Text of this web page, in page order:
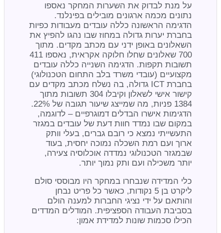
על מנת לבדוק את השערות המחקר נאספו
נתונים מכמה ארגונים מובילים בפינלנד.
הדגימה הראשונה כללה עובדים מעבודות כפיות
בחברת יערות גדולה במחוז שבו נהגו להפיץ את
השאלונים באופן ידני עם מכתב מקדים. מתוך
700 שאלונים שחלו חלוקה אקראית, נאספו 411
תשובות תקפות. הדגימה השנייה כללה עובדים
מקצועיים (עובדי משרד בלב התחום הטכנולוגי)
בחברת ICT גדולה, בה נשלח מכתב מקדים עם
קישור אישי לשאלון וקיבלו 304 תשובות מתוך
1384 פניות, מה שמייצג שיעור תגובה של 22%.
הדגימות אישרו הבדלים דמוגרפיים – לדוגמה,
במקום שבו נמדד חוות דעת של עובדים במגזר
התעשייתי נמצא כי רובם גברים, בעלי וותק
ארוך ועם רמת השכלה נמוכה יחסית, בעוד
שבמגזר הטכנולוגי נמדדה אוכלוסיה צעירה,
יותר משכילה ועם ותק נמוך יותר.
כלי המדידה שנבחרו במחקר היו מבוססי סולם
ליקרט בן 5 נקודות, כאשר כל פריט נבחן
והותאם על ידי נציגי החברות למענה הולם
בסביבת העבודה הספציפית. המודלים המדדים
הכילו סכמות שונות למדידת אמון: